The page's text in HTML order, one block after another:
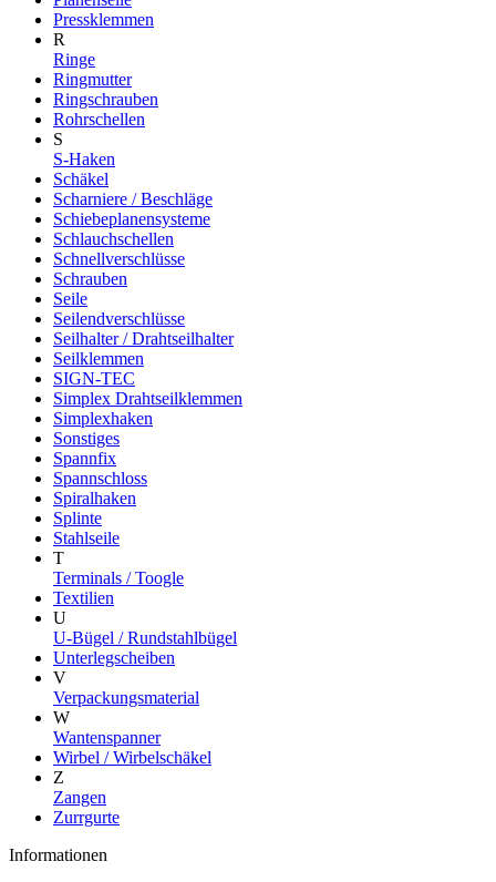
Pressklemmen
R
Ringe
Ringmutter
Ringschrauben
Rohrschellen
S
S-Haken
Schäkel
Scharniere / Beschläge
Schiebeplanensysteme
Schlauchschellen
Schnellverschlüsse
Schrauben
Seile
Seilendverschlüsse
Seilhalter / Drahtseilhalter
Seilklemmen
SIGN-TEC
Simplex Drahtseilklemmen
Simplexhaken
Sonstiges
Spannfix
Spannschloss
Spiralhaken
Splinte
Stahlseile
T
Terminals / Toogle
Textilien
U
U-Bügel / Rundstahlbügel
Unterlegscheiben
V
Verpackungsmaterial
W
Wantenspanner
Wirbel / Wirbelschäkel
Z
Zangen
Zurrgurte
Informationen